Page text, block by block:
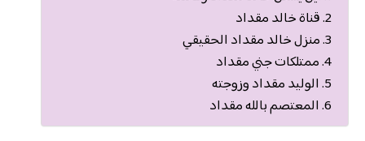
قناة خالد مقداد
منزل خالد مقداد الحقيقي
ممتلكات جني مقداد
الوليد مقداد وزوجته
المعتصم بالله مقداد